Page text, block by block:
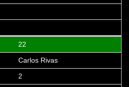
22
Carlos Rivas
2